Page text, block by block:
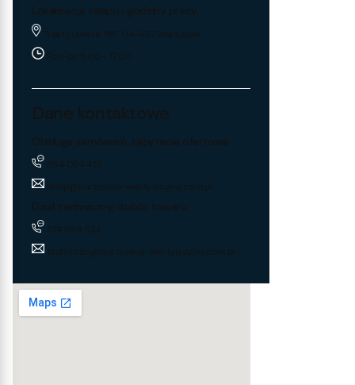
Lokalizacja sklepu i godziny pracy
Trakt Lubelski 195, 04-667 Warszawa
Pon-pt: 8:00 - 17:00
Dane kontaktowe
Obsługa zamówień, zapytania ofertowe
884 024 451
sklep@hurtownia-wentylacyjna.com.pl
Dział techniczny, dobór towaru
574 694 534
techniczny@hurtownia-wentylacyjna.com.pl